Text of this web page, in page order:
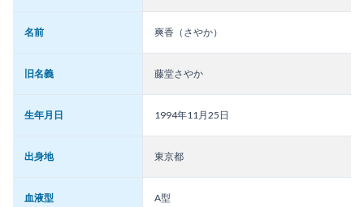
名前 爽香（さやか）
旧名義 藤堂さやか
生年月日 1994年11月25日
出身地 東京都
血液型 A型